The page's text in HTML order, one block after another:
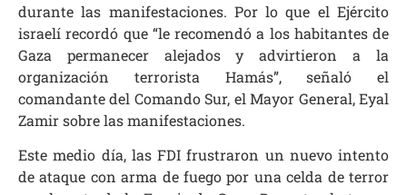
durante las manifestaciones. Por lo que el Ejército
israelí recordó que “le recomendó a los habitantes de
Gaza permanecer alejados y advirtieron a la
organización terrorista Hamás”, señaló el
comandante del Comando Sur, el Mayor General, Eyal
Zamir sobre las manifestaciones.
Este medio día, las FDI frustraron un nuevo intento
de ataque con arma de fuego por una celda de terror